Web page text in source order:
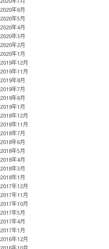
2020年6月
2020年5月
2020年4月
2020年3月
2020年2月
2020年1月
2019年12月
2019年11月
2019年8月
2019年7月
2019年6月
2019年1月
2018年12月
2018年11月
2018年7月
2018年6月
2018年5月
2018年4月
2018年3月
2018年1月
2017年12月
2017年11月
2017年10月
2017年5月
2017年4月
2017年1月
2016年12月
2016年10月